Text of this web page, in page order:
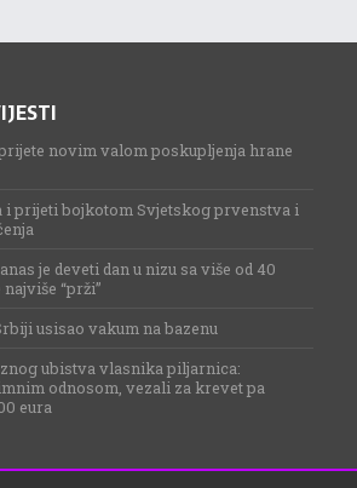
novim valom poskupljenja hrane
i prijeti bojkotom Svjetskog prvenstva i
je deveti dan u nizu sa više od 40
“prži”
usisao vakum na bazenu
ubistva vlasnika piljarnica:
odnosom, vezali za krevet pa
eura